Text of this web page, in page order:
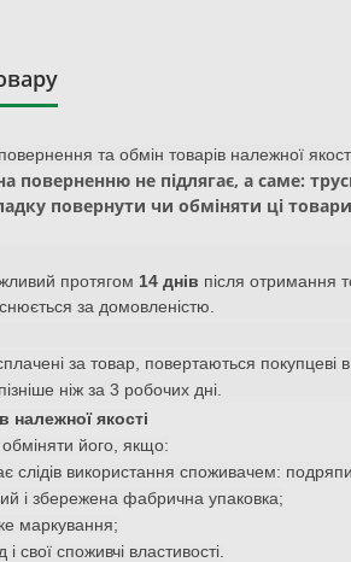
та обмін товарів належної
поверненню не підлягає, а саме:
повернути чи обміняти ці
протягом 14 днів після отримання
за домовленістю.
за товар, повертаються покупцеві
ніж за 3 робочих дні.
якості
його, якщо:
слідів використання споживачем:
і збережена фабрична упаковка;
маркування;
свої споживчі властивості.